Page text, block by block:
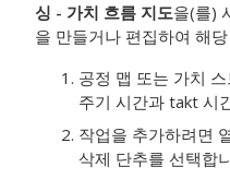
싱 - 가치 흐름 지도을(를)
을 만들거나 편집하여 해
공정 맵 또는 가치
주기 시간과 takt 시
작업을 추가하려면
삭제 단추를 선택합